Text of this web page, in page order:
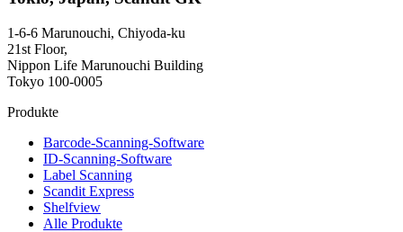
1-6-6 Marunouchi, Chiyoda-ku
21st Floor,
Nippon Life Marunouchi Building
Tokyo 100-0005
Produkte
Barcode-Scanning-Software
ID-Scanning-Software
Label Scanning
Scandit Express
Shelfview
Alle Produkte